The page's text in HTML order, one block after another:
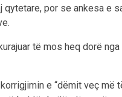
por se ankesa e
të mos heq dorë
e “dëmit veç më